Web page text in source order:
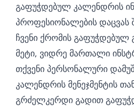
გაფუჭდებულ კალენდრის
პროფესიონალების დაცვას
ჩვენი ქრომის გაფუჭდებულ
მეტი, ვიდრე მართალი
თქვენი პერსონალური
კალენდრის მენეჯმენტის
გრძელკერდი გადით